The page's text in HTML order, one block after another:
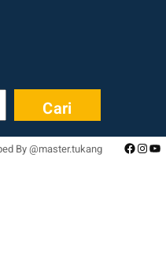
Cari
By @master.tukang